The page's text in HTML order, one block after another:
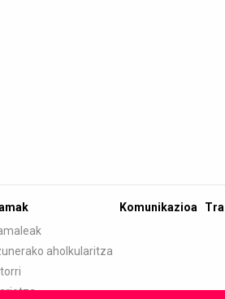
aholkularitza
Komunikazioa